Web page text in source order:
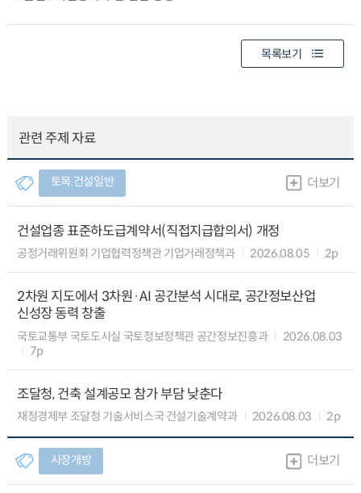
목록보기
관련 주제 자료
토목.건설일반 더보기
건설업종 표준하도급계약서(직접지급합의서) 개정
공정거래위원회 기업협력정책관 기업거래정책과 2026.08.05 2p
2차원 지도에서 3차원·AI 공간분석 시대로, 공간정보산업
신성장 동력 창출
국토교통부 국토도시실 국토정보정책관 공간정보진흥과
2026.08.03
7p
조달청, 건축 설계공모 참가 부담 낮춘다
재정경제부 조달청 기술서비스국 건설기술계약과 2026.08.03 2p
시장개방 더보기